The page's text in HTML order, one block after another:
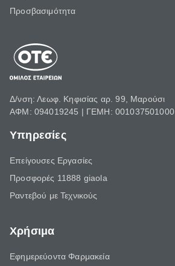
Προσβασιμότητα
Δ/νση: Λεωφ. Κηφισίας αρ. 99, Μαρούσι
ΑΦΜ: 094019245 | ΓΕΜΗ: 001037501000
Υπηρεσίες
Επείγουσες Εργασίες
Προσφορές 11888 giaola
Ραντεβού με Τεχνικούς
Χρήσιμα
Εφημερεύοντα Φαρμακεία